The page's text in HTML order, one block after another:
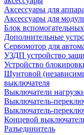
Аксессуары для
Аксессуары для
Блок
Дополнительные
Сервомотор для
УЗДП устройство
Устройство
Шунтовой
выключателя
Выключатели
Выключатель-
Выключатель-
Концевой
Разъединитель